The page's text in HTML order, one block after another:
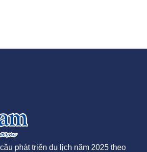
phát triển du lịch năm 2025 theo